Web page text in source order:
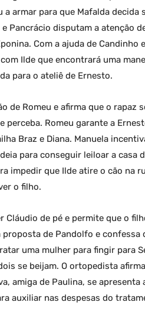
a armar para que Mafalda decida
Pancrácio disputam a atenção
Com a ajuda de
Ilde que encontrará uma
para o ateliê de Ernesto.
de Romeu e afirma que o rapaz
perceba. Romeu garante a
Braz e Diana. Manuela
para conseguir leiloar a casa
impedir que Ilde atire o cão na
o filho.
Cláudio de pé e permite que o
proposta de Pandolfo e
uma mulher para fingir para
se beijam. O ortopedista
amiga de Paulina, se apresenta
auxiliar nas despesas do